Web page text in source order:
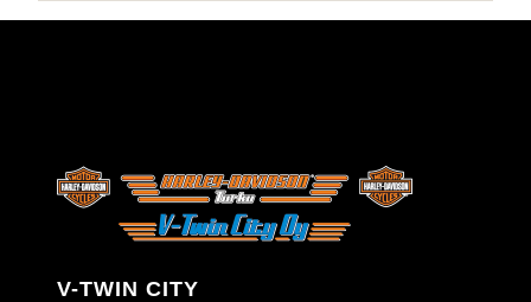
V-TWIN CITY